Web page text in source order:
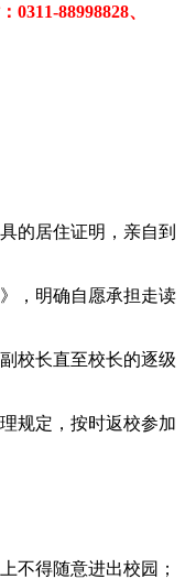
0311-88998828、
的居住证明‌，亲自到
，明确自愿承担走读
校长直至校长的逐级
规定，按时返校参加
不得随意进出校园；